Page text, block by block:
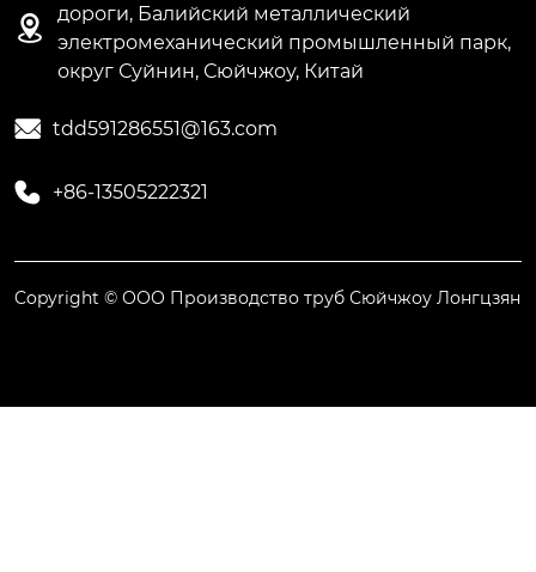

дороги, Балийский металлический
электромеханический промышленный парк,
округ Суйнин, Сюйчжоу, Китай
 tdd591286551@163.com
 +86-13505222321
Copyright © ООО Производство труб Сюйчжоу Лонгцзян